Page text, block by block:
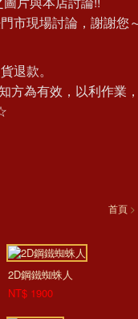
市現場討論，謝謝您
退款。
方為有效，以利作業，
首頁
2D鋼鐵蜘蛛人
NT$ 1900